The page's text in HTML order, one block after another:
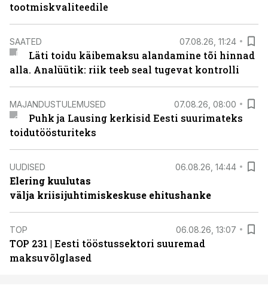
tootmiskvaliteedile
SAATED 07.08.26, 11:24
Läti toidu käibemaksu alandamine tõi hinnad
alla. Analüütik: riik teeb seal tugevat kontrolli
MAJANDUSTULEMUSED 07.08.26, 08:00
Puhk ja Lausing kerkisid Eesti suurimateks
toidutöösturiteks
UUDISED 06.08.26, 14:44
Elering kuulutas
välja kriisijuhtimiskeskuse ehitushanke
TOP 06.08.26, 13:07
TOP 231 | Eesti tööstussektori suuremad
maksuvõlglased